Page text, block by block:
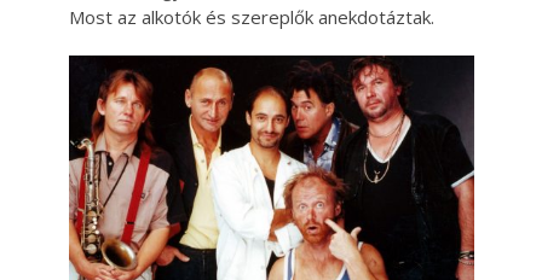
Most az alkotók és szereplők anekdotáztak.